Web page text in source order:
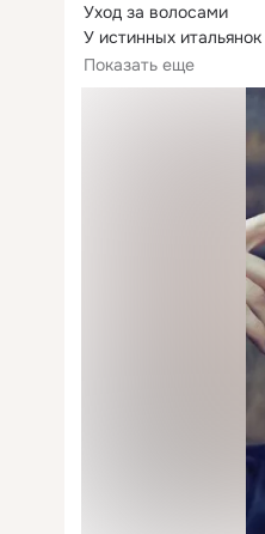
Уход за волосами
У истинных
используют...
Показать еще